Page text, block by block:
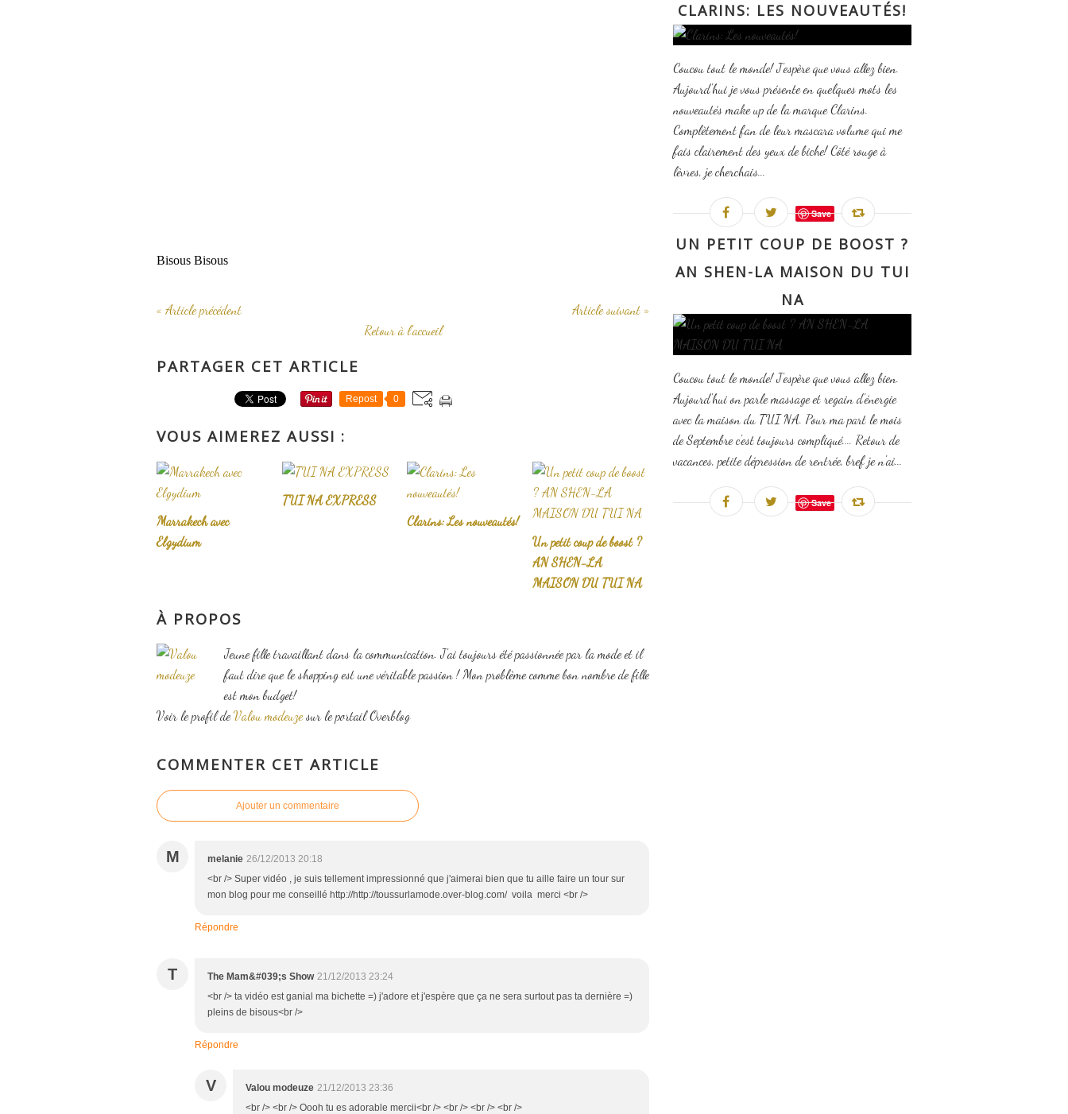
Bisous Bisous
« Article précédent
Article suivant »
Retour à l'accueil
PARTAGER CET ARTICLE
Repost 0
VOUS AIMEREZ AUSSI :
Marrakech avec
Elgydium
TUI NA EXPRESS
Clarins: Les nouveautés!
Un petit coup de boost ?
AN SHEN-LA
MAISON DU TUI NA
À PROPOS
Jeune fille travaillant dans la communication. J'ai toujours été passionnée par la mode et il
faut dire que le shopping est une véritable passion ! Mon problème comme bon nombre de fille
est mon budget!
Voir le profil deValou modeuzesur le portail Overblog
COMMENTER CET ARTICLE
Ajouter un commentaire
M melanie 26/12/2013 20:18
<br /> Super vidéo , je suis tellement impressionné que j'aimerai bien que tu aille faire un tour sur
mon blog pour me conseillé http://http://toussurlamode.over-blog.com/ voila merci <br />
Répondre
T The Mam&#039;s Show 21/12/2013 23:24
<br /> ta vidéo est ganial ma bichette =) j'adore et j'espère que ça ne sera surtout pas ta dernière =)
pleins de bisous<br />
Répondre
V Valou modeuze 21/12/2013 23:36
<br /> <br /> Oooh tu es adorable mercii<br /> <br /> <br /> <br />
CLARINS: LES NOUVEAUTÉS!
Coucou tout le monde! J'espère que vous allez bien.
Aujourd'hui je vous présente en quelques mots les
nouveautés make up de la marque Clarins.
Complètement fan de leur mascara volume qui me
fais clairement des yeux de biche! Côté rouge à
lèvres, je cherchais...
Save
UN PETIT COUP DE BOOST ?
AN SHEN-LA MAISON DU TUI
NA
Coucou tout le monde! J'espère que vous allez bien.
Aujourd'hui on parle massage et regain d'énergie
avec la maison du TUI NA. Pour ma part le mois
de Septembre c'est toujours compliqué.... Retour de
vacances, petite dépression de rentrée, bref je n'ai...
Save